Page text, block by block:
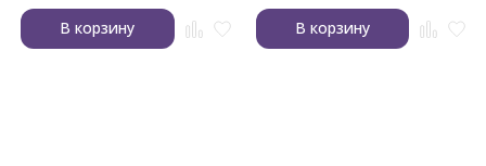
В корзину В корзину